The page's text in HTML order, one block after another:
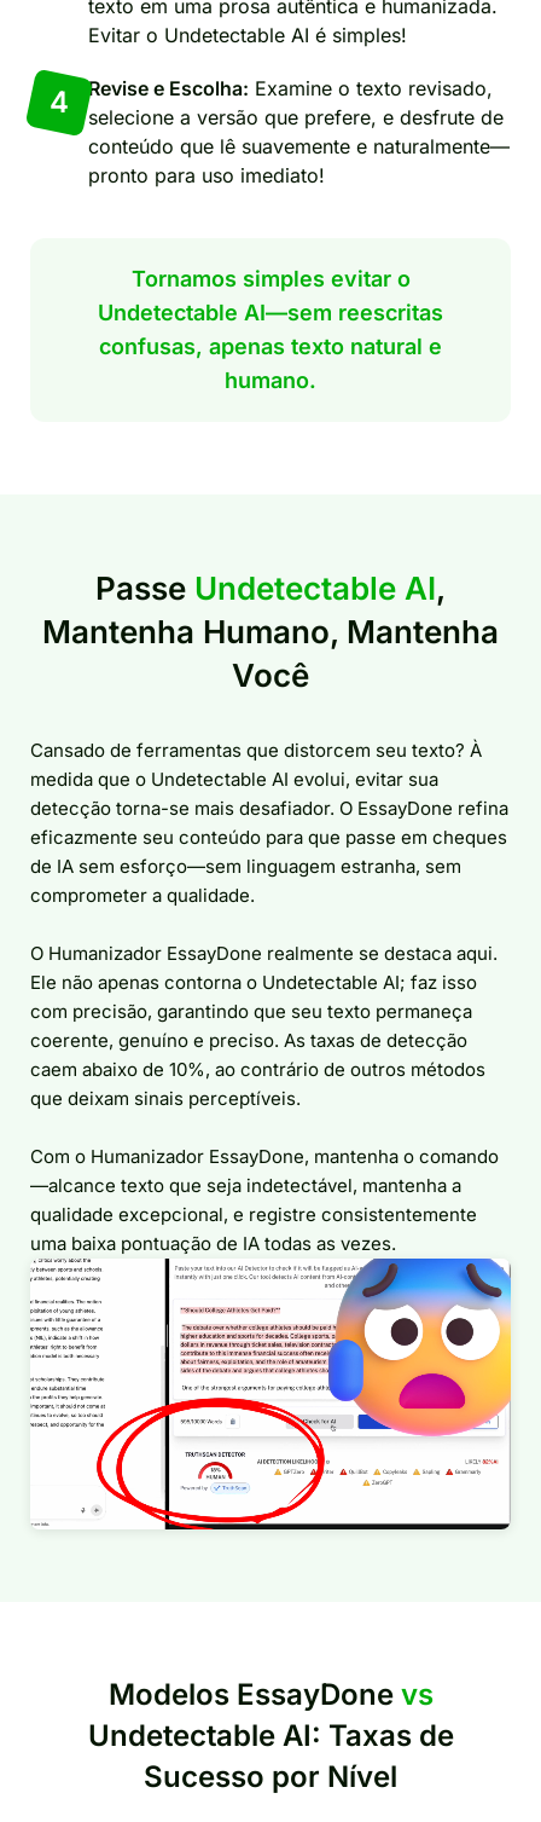
texto em uma prosa autêntica e humanizada.
Evitar o Undetectable AI é simples!
4 Revise e Escolha: Examine o texto revisado,
selecione a versão que prefere, e desfrute de
conteúdo que lê suavemente e naturalmente—
pronto para uso imediato!
Tornamos simples evitar o
Undetectable AI—sem reescritas
confusas, apenas texto natural e
humano.
Passe Undetectable AI,
Mantenha Humano, Mantenha
Você
Cansado de ferramentas que distorcem seu texto? À
medida que o Undetectable AI evolui, evitar sua
detecção torna-se mais desafiador. O EssayDone refina
eficazmente seu conteúdo para que passe em cheques
de IA sem esforço—sem linguagem estranha, sem
comprometer a qualidade.
O Humanizador EssayDone realmente se destaca aqui.
Ele não apenas contorna o Undetectable AI; faz isso
com precisão, garantindo que seu texto permaneça
coerente, genuíno e preciso. As taxas de detecção
caem abaixo de 10%, ao contrário de outros métodos
que deixam sinais perceptíveis.
Com o Humanizador EssayDone, mantenha o comando
—alcance texto que seja indetectável, mantenha a
qualidade excepcional, e registre consistentemente
uma baixa pontuação de IA todas as vezes.
Modelos EssayDone vs
Undetectable AI: Taxas de
Sucesso por Nível